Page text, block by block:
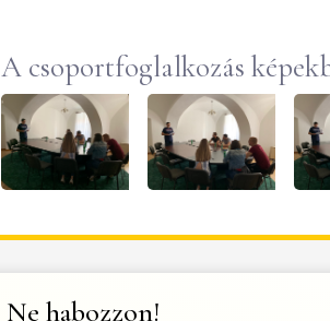
A csoportfoglalkozás
Ne habozzon!